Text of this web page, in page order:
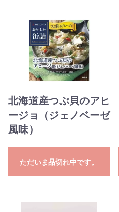
北海道産つぶ貝のアヒ
ージョ（ジェノベーゼ
風味）
ただいま品切れ中です。